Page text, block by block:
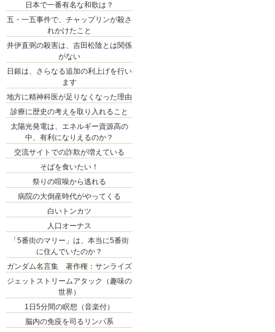
日本で一番有名な和歌は？
五・一五事件で、チャップリンが殺さ
れかけたこと
井伊直弼の殺害は、吉田松陰とは関係
がない
日銀は、さらなる追加の利上げを行い
ます
地方に精神科医が足りなくなった理由
診療に歴史の考えを取り入れること
太陽光発電は、エネルギー資源高の
中、有利になりえるのか？
交流サイトでの詐欺が増えている
そばを食いたい！
祭りの喧噪から逃れる
病院の大倒産時代がやってくる
白いトンカツ
人口オーナス
「5番街のマリー」は、本当に5番街
に住んでいたのか？
ガンダム名言集 著作権：サンライズ
ジェットストリームアタック（趣味の
世界）
1日5分間の瞑想（音楽付）
脳内の免疫を司るリンパ系